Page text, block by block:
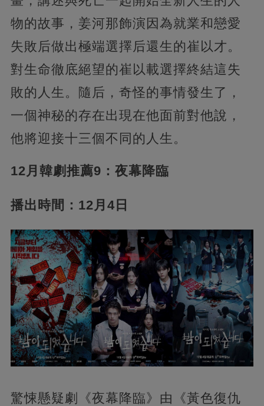
物的故事，姜河那飾演因為就業和戀愛
失敗后做出極端選擇后還生的崔以才。
對生命徹底絕望的崔以載選擇終結這失
敗的人生。隨后，奇怪的事情發生了，
一個神秘的存在出現在他面前對他說，
他將迎接十三個不同的人生。
12月韓劇推薦9：夜幕降臨
播出時間：12月4日
驚悚懸疑劇《夜幕降臨》由《黃色復仇